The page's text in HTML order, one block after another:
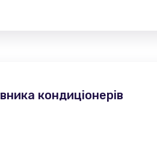
кондиціонерів